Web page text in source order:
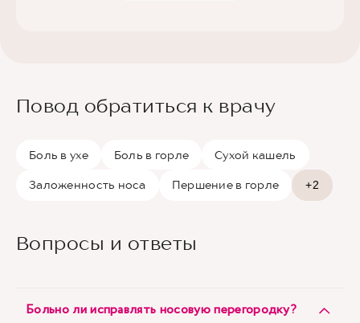
Повод обратиться к врачу
Боль в ухе Боль в горле Сухой кашель
Заложенность носа Першение в горле +2
Вопросы и ответы
Больно ли исправлять носовую перегородку?